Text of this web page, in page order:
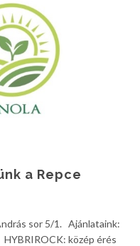
a Repce
sor 5/1. Ajánlataink:
közép érés